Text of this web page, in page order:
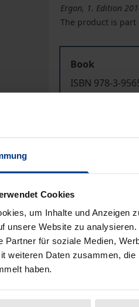
Cookies
um Inhalte und Anzeigen
unsere Website zu
Partner für soziale Medien,
weiteren Daten zusammen,
haben.
Ergon, 1. Edition
The product is part
Book
ISBN 978-3-
Delivery cost notice
Lyriker der
(K. Kluncker), den